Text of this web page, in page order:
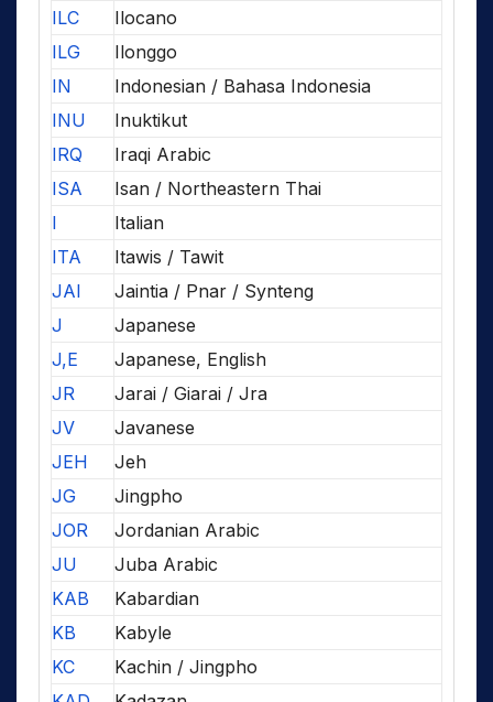
ILC
Ilocano
ILG
Ilonggo
IN
Indonesian / Bahasa Indonesia
INU
Inuktikut
IRQ
Iraqi Arabic
ISA
Isan / Northeastern Thai
I
Italian
ITA
Itawis / Tawit
JAI
Jaintia / Pnar / Synteng
J
Japanese
J,E
Japanese, English
JR
Jarai / Giarai / Jra
JV
Javanese
JEH
Jeh
JG
Jingpho
JOR
Jordanian Arabic
JU
Juba Arabic
KAB
Kabardian
KB
Kabyle
KC
Kachin / Jingpho